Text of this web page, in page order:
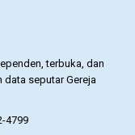
terbuka, dan
data seputar Gereja
4799